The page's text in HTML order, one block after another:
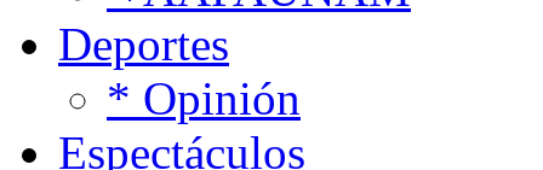
Deportes
* Opinión
Espectáculos